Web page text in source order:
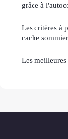
grâce à
Les critères à
cache
Les